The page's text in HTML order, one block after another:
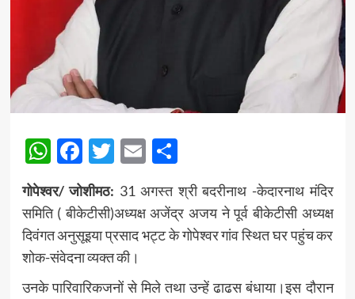
WhatsApp
Facebook
Twitter
EmailShare
गोपेश्वर/ जोशीमठ: 31 अगस्त श्री बदरीनाथ -केदारनाथ मंदिर
समिति ( बीकेटीसी)अध्यक्ष अजेंद्र अजय ने पूर्व बीकेटीसी अध्यक्ष
दिवंगत अनुसूइया प्रसाद भट्ट के गोपेश्वर गांव स्थित घर पहुंच कर
शोक-संवेदना व्यक्त की।
उनके पारिवारिकजनों से मिले तथा उन्हें ढाढस बंधाया।इस दौरान